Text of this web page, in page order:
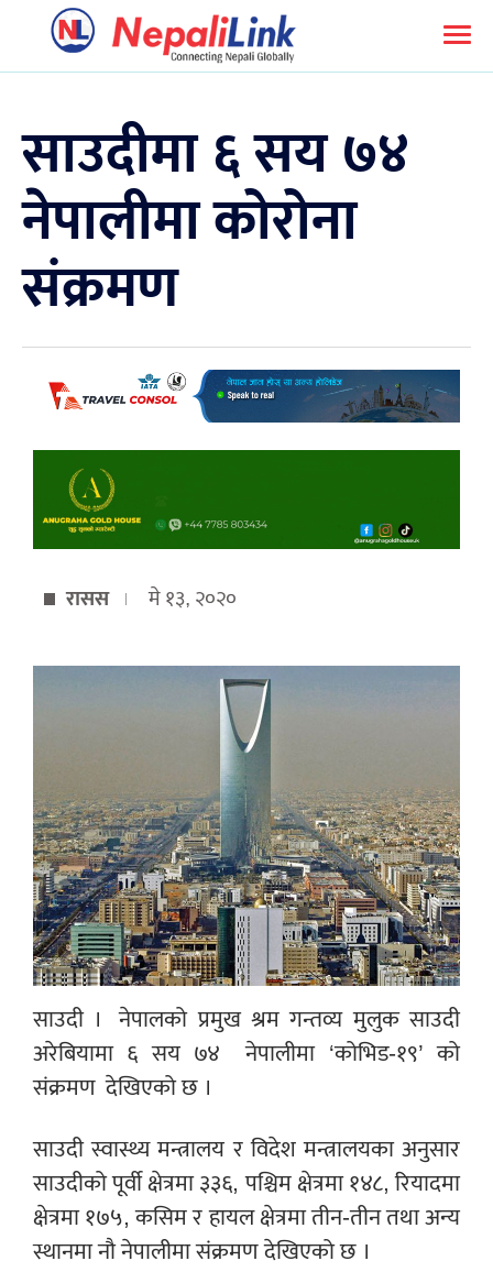
साउदीमा ६ सय ७४
नेपालीमा कोरोना
संक्रमण
रासस मे १३, २०२०
साउदी । नेपालको प्रमुख श्रम गन्तव्य मुलुक साउदी
अरेबियामा ६ सय ७४ नेपालीमा ‘कोभिड-१९’ को
संक्रमण देखिएको छ ।
साउदी स्वास्थ्य मन्त्रालय र विदेश मन्त्रालयका अनुसार
साउदीको पूर्वी क्षेत्रमा ३३६, पश्चिम क्षेत्रमा १४८, रियादमा
क्षेत्रमा १७५, कसिम र हायल क्षेत्रमा तीन-तीन तथा अन्य
स्थानमा नौ नेपालीमा संक्रमण देखिएको छ ।